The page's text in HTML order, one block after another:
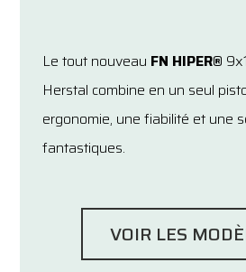
Le tout nouveau FN HIPER®
Herstal combine en un seul
ergonomie, une fiabilité et une
fantastiques.
VOIR LES